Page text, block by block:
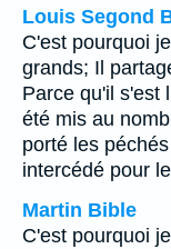
Louis Segond
C'est pourquoi
grands; Il
Parce qu'il s'est
été mis au
porté les
intercédé pour
Martin Bible
C'est pourquoi